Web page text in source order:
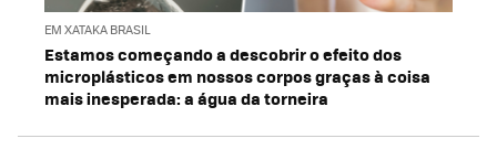
EM XATAKA BRASIL
Estamos começando a descobrir o efeito dos
microplásticos em nossos corpos graças à coisa
mais inesperada: a água da torneira